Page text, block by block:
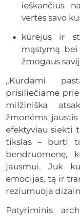
ieškančius
vertės savo
kūrėjus ir
mąstymą
žmogaus
„Kurdami
prisiliečiame
milžiniška
žmonėms
efektyviau siekti
tikslas – burti
jausmui. Juk
emocijas, tą ir
reziumuoja
Patyriminis